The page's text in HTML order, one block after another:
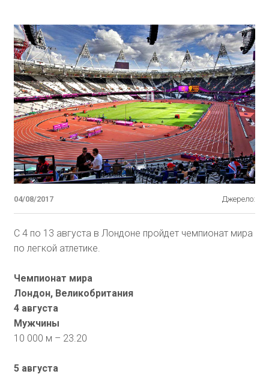
04/08/2017 Джерело:
С 4 по 13 августа в Лондоне пройдет чемпионат мира
по легкой атлетике.
Чемпионат мира
Лондон, Великобритания
4 августа
Мужчины
10 000 м – 23.20
5 августа